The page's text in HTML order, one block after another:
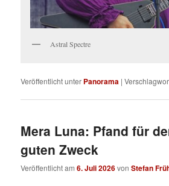
Astral Spectre
Veröffentlicht unter Panorama |
Mera Luna: Pfand für
guten Zweck
Veröffentlicht am6. Juli 2026vonStefan